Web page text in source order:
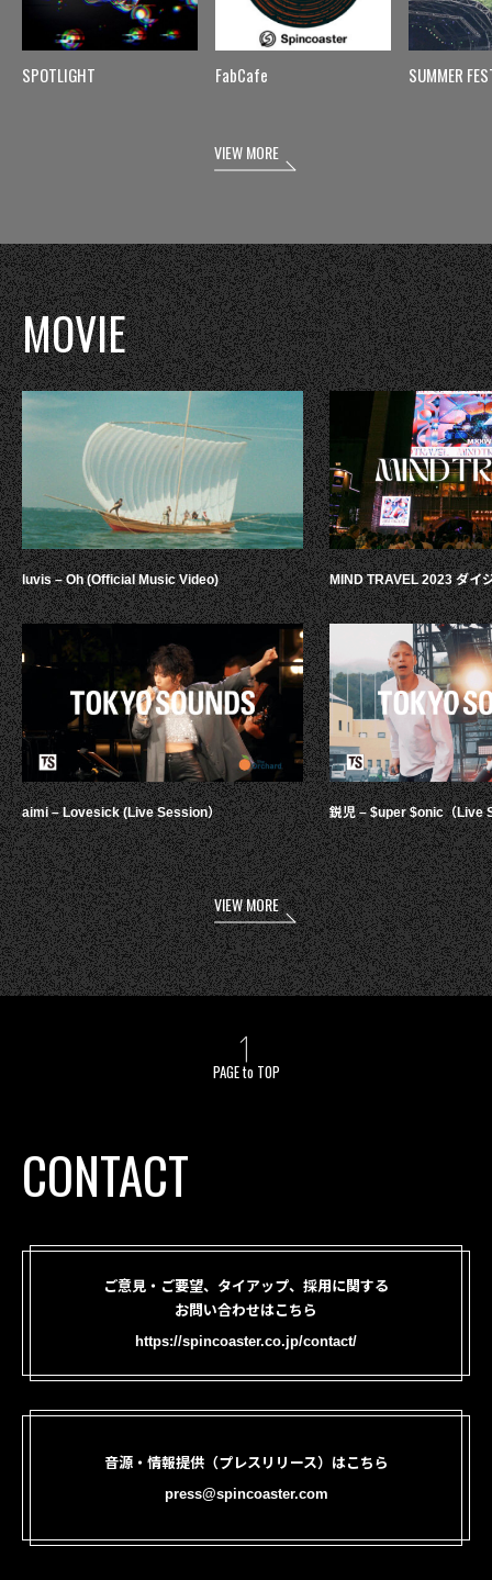
SPOTLIGHT FabCafe SUMMER
VIEW MORE
MOVIE
luvis – Oh (Official Music Video)
aimi – Lovesick (Live Session）
MIND TRAVEL 2023 ダイ
鋭児 – $uper $onic（Live
VIEW MORE
PAGE to TOP
CONTACT
ご意見・ご要望、タイアップ、採用に関する
お問い合わせはこちら
https://spincoaster.co.jp/contact/
音源・情報提供（プレスリリース）はこちら
press@spincoaster.com